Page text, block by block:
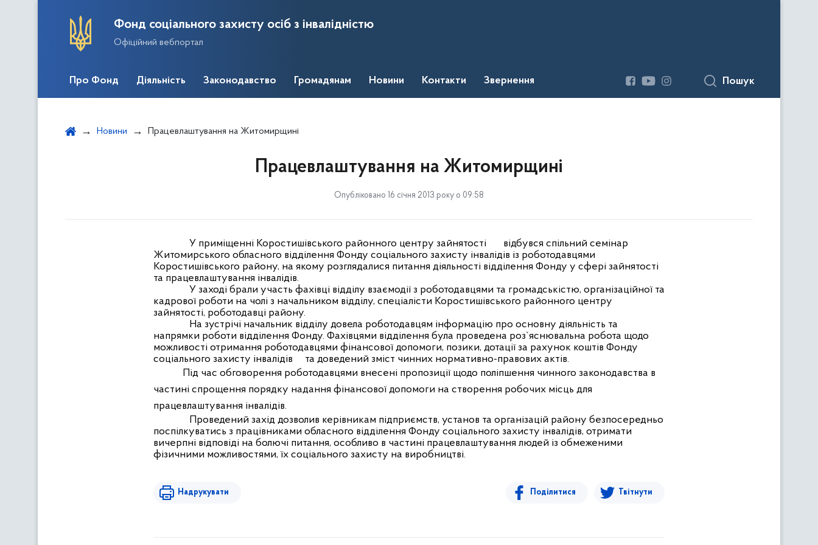
Фонд соціального захисту осіб з інвалідністю
Офіційний вебпортал
Про Фонд Діяльність Законодавство Громадянам Новини Контакти Звернення Пошук
Новини Працевлаштування на Житомирщині
Працевлаштування на Житомирщині
Опубліковано 16 січня 2013 року о 09:58
У приміщенні Коростишівського районного центру зайнятості
відбувся спільний семінар
Житомирського обласного відділення Фонду соціального захисту інвалідів із роботодавцями
Коростишівського району, на якому розглядалися питання діяльності відділення Фонду у сфері зайнятості
та працевлаштування інвалідів.
У заході брали участь фахівці відділу взаємодії з роботодавцями та громадськістю, організаційної та
кадрової роботи на чолі з начальником відділу, спеціалісти Коростишівського районного центру
зайнятості, роботодавці району.
На зустрічі начальник відділу довела роботодавцям інформацію про основну діяльність та
напрямки роботи відділення Фонду. Фахівцями відділення була проведена роз`яснювальна робота щодо
можливості отримання роботодавцями фінансової допомоги, позики, дотації за рахунок коштів Фонду
соціального захисту інвалідів
та доведений зміст чинних нормативно-правових актів.
Під час обговорення роботодавцями внесені пропозиції щодо поліпшення чинного законодавства в
частині спрощення порядку надання фінансової допомоги на створення робочих місць для
працевлаштування інвалідів.
Проведений захід дозволив керівникам підприємств, установ та організацій району безпосередньо
поспілкуватись з працівниками обласного відділення Фонду соціального захисту інвалідів, отримати
вичерпні відповіді на болючі питання, особливо в частині працевлаштування людей із обмеженими
фізичними можливостями, їх соціального захисту на виробництві.
Надрукувати Поділитися Твітнути